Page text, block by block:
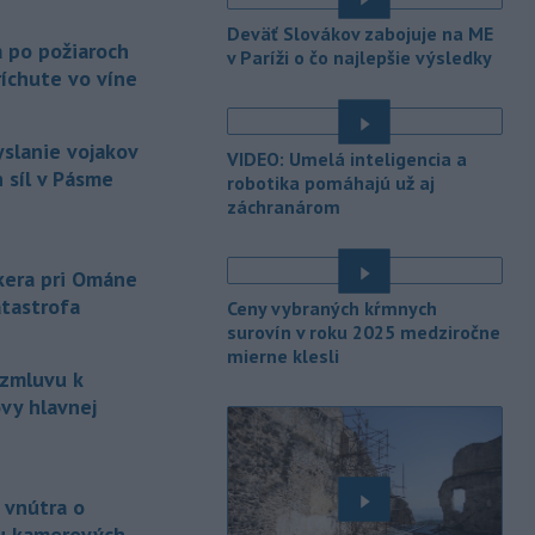
po požiaroch
vo víne
vojakov
v Pásme
pri Ománe
k
hlavnej
vnútra o
Slovenska počítať s búrkami.
Slovenský hydrometeorologický ústav
(SHMÚ) vydal výstrahy prvého stupňa.
Platia aj v okresoch Snina a Sobrance.
18:19 - Polícia v súčinnosti s ďalšími
záchrannými zložkami zasahuje
termálnom kúpalisku v Diakovciach.
Bratislave, Komárne a Štúrove v
prvom polroku 2026 zaznamenali
spolu 1827 pristátí osobných
kajutových a výletných plavidiel.
amerického Senátu vo štvrtok
označil lekára Anthonyho Fauciho za
osobu brániacu vyšetrovacím
právomociam Kongresu.
17:14 Jemenskí povstalci húsíovia
Deväť Slovákov zabojuje na ME
v Paríži o čo najlepšie výsledky
VIDEO: Umelá inteligencia a
robotika pomáhajú už aj
záchranárom
Ceny vybraných kŕmnych
surovín v roku 2025 medziročne
mierne klesli